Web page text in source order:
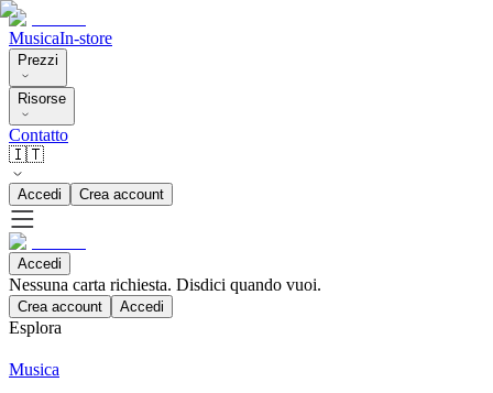
MusicaIn-store
Prezzi
Risorse
Contatto
🇮🇹
Accedi Crea account
Accedi
Nessuna carta richiesta. Disdici quando vuoi.
Crea account Accedi
Esplora
Musica